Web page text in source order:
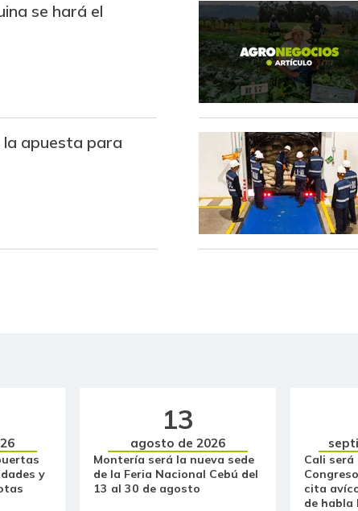
Brazo sin hueso de cerdo
Cadera de res
Café molido
Carne de cerdo en canal
Carne de res en canal
Cebollín chino
Centro de pierna de res
Chatas de res
se hará el
la apuesta para
y
13
agosto de 2026
Montería será la nueva sede
de la Feria Nacional Cebú del
13 al 30 de agosto
Cali será
cita
de habla